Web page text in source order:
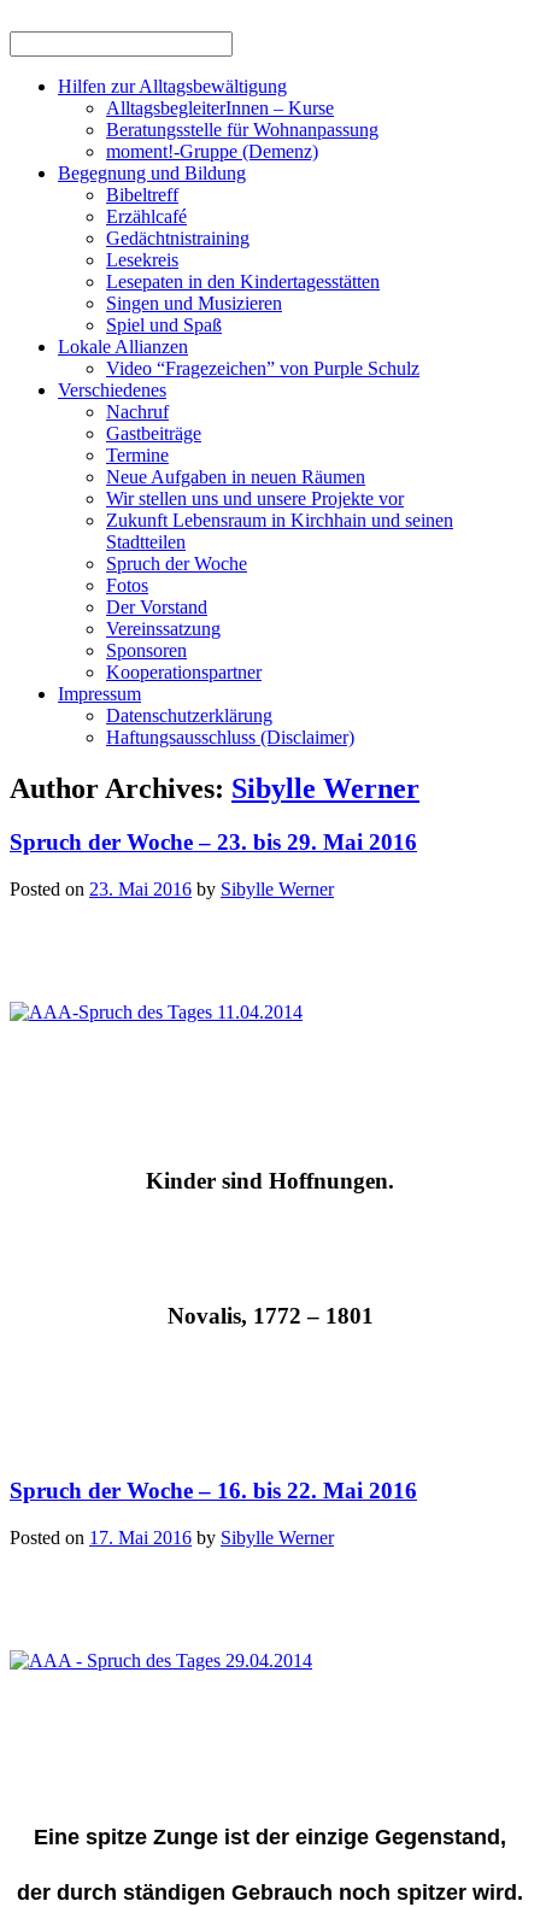
Hilfen zur Alltagsbewältigung
AlltagsbegleiterInnen – Kurse
Beratungsstelle für Wohnanpassung
moment!-Gruppe (Demenz)
Begegnung und Bildung
Bibeltreff
Erzählcafé
Gedächtnistraining
Lesekreis
Lesepaten in den Kindertagesstätten
Singen und Musizieren
Spiel und Spaß
Lokale Allianzen
Video “Fragezeichen” von Purple Schulz
Verschiedenes
Nachruf
Gastbeiträge
Termine
Neue Aufgaben in neuen Räumen
Wir stellen uns und unsere Projekte vor
Zukunft Lebensraum in Kirchhain und seinen
Stadtteilen
Spruch der Woche
Fotos
Der Vorstand
Vereinssatzung
Sponsoren
Kooperationspartner
Impressum
Datenschutzerklärung
Haftungsausschluss (Disclaimer)
Author Archives: Sibylle Werner
Spruch der Woche – 23. bis 29. Mai 2016
Posted on 23. Mai 2016 by Sibylle Werner
Kinder sind Hoffnungen.
Novalis, 1772 – 1801
Spruch der Woche – 16. bis 22. Mai 2016
Posted on 17. Mai 2016 by Sibylle Werner
Eine spitze Zunge ist der einzige Gegenstand,
der durch ständigen Gebrauch noch spitzer wird.